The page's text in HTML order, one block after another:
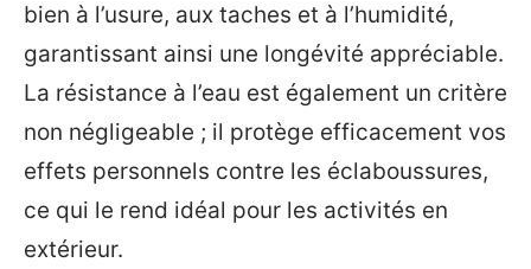
bien à l’usure, aux taches et à l’humidité,
garantissant ainsi une longévité appréciable.
La résistance à l’eau est également un critère
non négligeable ; il protège efficacement vos
effets personnels contre les éclaboussures,
ce qui le rend idéal pour les activités en
extérieur.